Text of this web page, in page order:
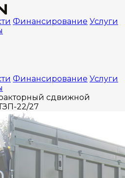
Финансирование Услуги
Финансирование Услуги
сдвижной
22/27